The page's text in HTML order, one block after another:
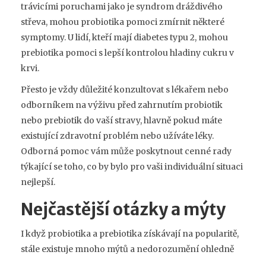
trávicími poruchami jako je syndrom dráždivého
střeva, mohou probiotika pomoci zmírnit některé
symptomy. U lidí, kteří mají diabetes typu 2, mohou
prebiotika pomoci s lepší kontrolou hladiny cukru v
krvi.
Přesto je vždy důležité konzultovat s lékařem nebo
odborníkem na výživu před zahrnutím probiotik
nebo prebiotik do vaší stravy, hlavně pokud máte
existující zdravotní problém nebo užíváte léky.
Odborná pomoc vám může poskytnout cenné rady
týkající se toho, co by bylo pro vaši individuální situaci
nejlepší.
Nejčastější otázky a mýty
I když probiotika a prebiotika získávají na popularitě,
stále existuje mnoho mýtů a nedorozumění ohledně